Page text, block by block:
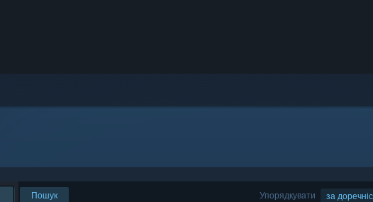
Упорядкувати за
Пошук